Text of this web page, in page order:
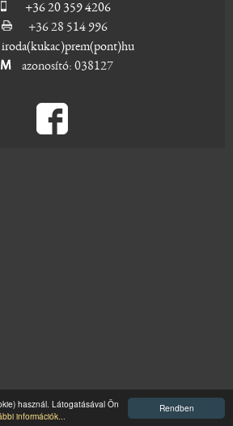
Rendben
használ. Látogatásával Ön
információk...
+36 20 359 4206
+36 28 514 996
iroda(kukac)prem(pont)hu
azonosító: 038127